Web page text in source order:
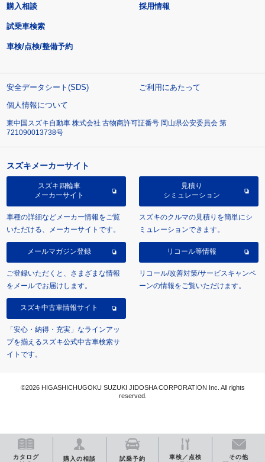
カタログ
購入の相談 試乗予約
車検／点検
その他
購入相談
試乗車検索
車検/点検/整備予約
採用情報
安全データシート(SDS)
ご利用にあたって
個人情報について
東中国スズキ自動車 株式会社 古物商許可証番号 岡山県公安委員会 第
721090013738号
スズキメーカーサイト
スズキ四輪車
メーカーサイト
車種の詳細などメーカー情報をご覧
いただける、メーカーサイトです。
見積り
シミュレーション
スズキのクルマの見積りを簡単にシ
ミュレーションできます。
メールマガジン登録
ご登録いただくと、さまざまな情報
をメールでお届けします。
リコール等情報
リコール/改善対策/サービスキャンペ
ーンの情報をご覧いただけます。
スズキ中古車情報サイト
「安心・納得・充実」なラインアッ
プを揃えるスズキ公式中古車検索サ
イトです。
©2026 HIGASHICHUGOKU SUZUKI JIDOSHA CORPORATION Inc. All rights
reserved.